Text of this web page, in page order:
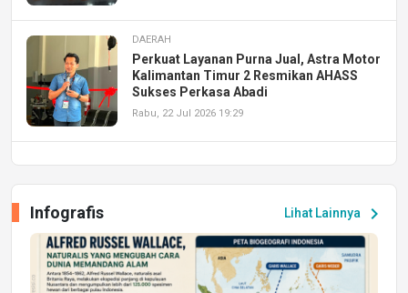
DAERAH
Perkuat Layanan Purna Jual, Astra Motor
Kalimantan Timur 2 Resmikan AHASS
Sukses Perkasa Abadi
Rabu, 22 Jul 2026 19:29
Peluang Kerja dan Magang
Jumat, 17 Jul 2026 22:30
DAERAH
Lihat Lainnya chevron_right
Infografis